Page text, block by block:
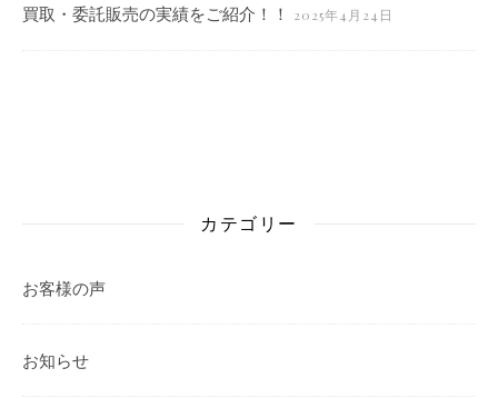
買取・委託販売の実績をご紹介！！ 2025年4月24日
カテゴリー
お客様の声
お知らせ